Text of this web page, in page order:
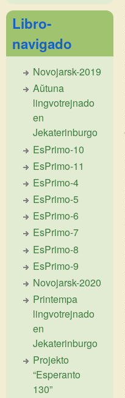
Libro-
navigado
Novojarsk-2019
Aŭtuna
lingvotrejnado
en
Jekaterinburgo
EsPrimo-10
EsPrimo-11
EsPrimo-4
EsPrimo-5
EsPrimo-6
EsPrimo-7
EsPrimo-8
EsPrimo-9
Novojarsk-2020
Printempa
lingvotrejnado
en
Jekaterinburgo
Projekto
“Esperanto
130”